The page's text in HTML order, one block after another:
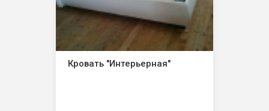
Кровать "Интерьерная"